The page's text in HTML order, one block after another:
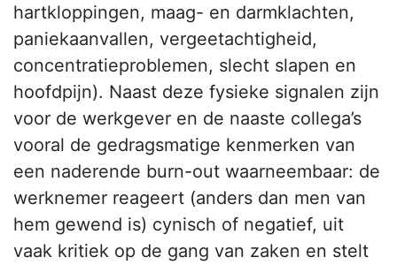
hartkloppingen, maag- en darmklachten,
paniekaanvallen, vergeetachtigheid,
concentratieproblemen, slecht slapen en
hoofdpijn). Naast deze fysieke signalen zijn
voor de werkgever en de naaste collega’s
vooral de gedragsmatige kenmerken van
een naderende burn-out waarneembaar: de
werknemer reageert (anders dan men van
hem gewend is) cynisch of negatief, uit
vaak kritiek op de gang van zaken en stelt